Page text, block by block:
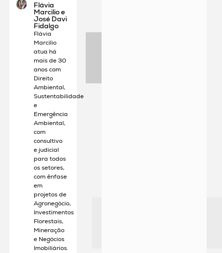
Flávia
Marcilio e
José Davi
Fidalgo
Flávia
Marcilio
atua há
mais de 30
anos com
Direito
Ambiental,
Sustentabilidade
e
Emergência
Ambiental,
com
consultivo
e judicial
para todos
os setores,
com ênfase
em
projetos de
Agronegócio,
Investimentos
Florestais,
Mineração
e Negócios
Imobiliários.